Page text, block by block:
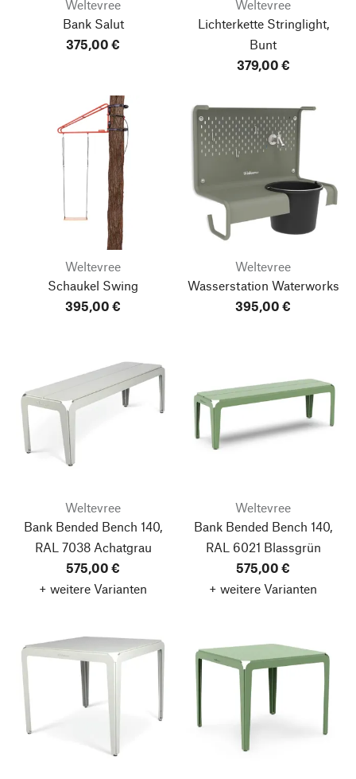
Weltevree
Bank Salut
375,00 €
Weltevree
Lichterkette Stringlight,
Bunt
379,00 €
Weltevree
Schaukel Swing
395,00 €
Weltevree
Wasserstation Waterworks
395,00 €
Weltevree
Bank Bended Bench 140,
RAL 7038 Achatgrau
575,00 €
+ weitere Varianten
Weltevree
Bank Bended Bench 140,
RAL 6021 Blassgrün
575,00 €
+ weitere Varianten